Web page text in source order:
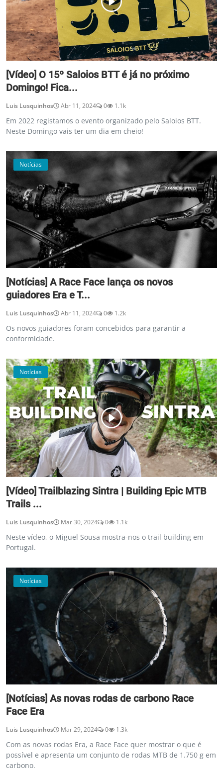
[Vídeo] O 15º Saloios BTT é já no próximo
Domingo! Fica...
Luis Lusquinhos Abr 11, 2024 0 1.1k
Em 2022 registamos o evento organizado pelo Saloios BTT.
Neste Domingo vais ter um dia em cheio!
Notícias
[Notícias] A Race Face lança os novos
guiadores Era e T...
Luis Lusquinhos Abr 11, 2024 0 1.2k
Os novos guiadores foram concebidos para garantir a
conformidade.
Notícias
[Vídeo] Trailblazing Sintra | Building Epic MTB
Trails ...
Luis Lusquinhos Mar 30, 2024 0 1.1k
Neste vídeo, o Miguel Sousa mostra-nos o trail building em
Portugal.
Notícias
[Notícias] As novas rodas de carbono Race
Face Era
Luis Lusquinhos Mar 29, 2024 0 1.3k
Com as novas rodas Era, a Race Face quer mostrar o que é
possível e apresenta um conjunto de rodas MTB de 1.750 g em
carbono.